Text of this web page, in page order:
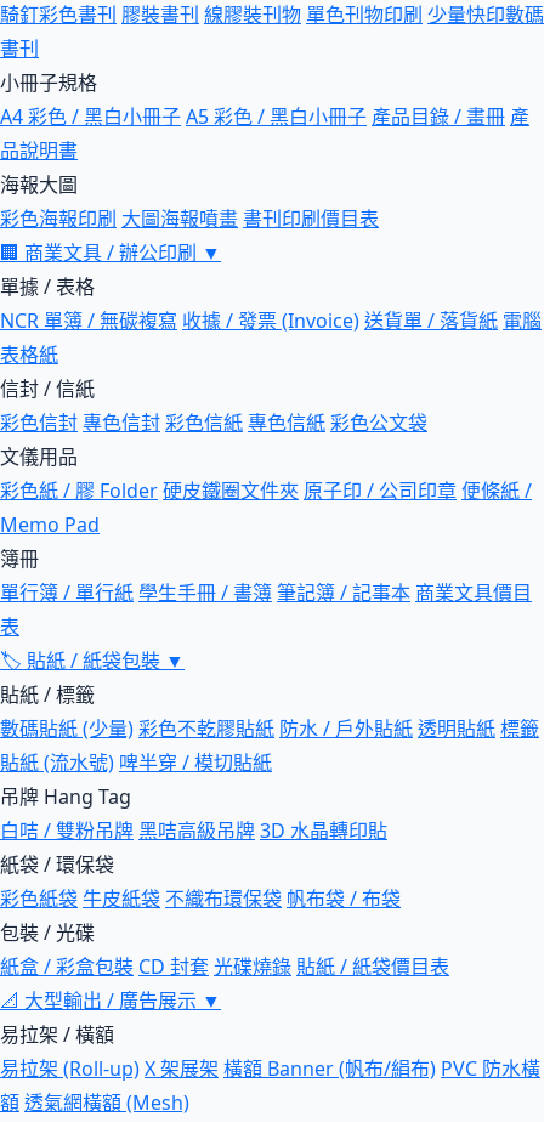
騎釘彩色書刊 膠裝書刊 線膠裝刊物 單色刊物印刷 少量快印數碼
書刊
小冊子規格
A4 彩色 / 黑白小冊子A5 彩色 / 黑白小冊子 產品目錄 / 畫冊 產
品說明書
海報大圖
彩色海報印刷 大圖海報噴畫書刊印刷價目表
🏢 商業文具 / 辦公印刷 ▼
單據 / 表格
NCR 單簿 / 無碳複寫 收據 / 發票 (Invoice)送貨單 / 落貨紙 電腦
表格紙
信封 / 信紙
彩色信封專色信封彩色信紙專色信紙彩色公文袋
文儀用品
彩色紙 / 膠 Folder硬皮鐵圈文件夾 原子印 / 公司印章便條紙 /
Memo Pad
簿冊
單行簿 / 單行紙學生手冊 / 書簿筆記簿 / 記事本 商業文具價目
表
🏷 貼紙 / 紙袋包裝 ▼
貼紙 / 標籤
數碼貼紙 (少量)彩色不乾膠貼紙 防水 / 戶外貼紙透明貼紙標籤
貼紙 (流水號) 啤半穿 / 模切貼紙
吊牌 Hang Tag
白咭 / 雙粉吊牌黑咭高級吊牌3D 水晶轉印貼
紙袋 / 環保袋
彩色紙袋牛皮紙袋 不織布環保袋 帆布袋 / 布袋
包裝 / 光碟
紙盒 / 彩盒包裝 CD 封套光碟燒錄 貼紙 / 紙袋價目表
📐 大型輸出 / 廣告展示 ▼
易拉架 / 橫額
易拉架 (Roll-up)X 架展架 橫額 Banner (帆布/絹布) PVC 防水橫
額透氣網橫額 (Mesh)